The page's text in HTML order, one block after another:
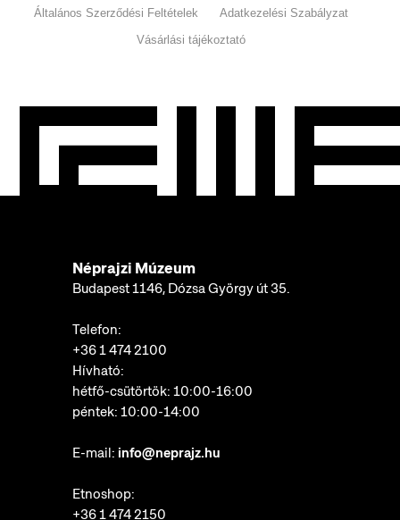
Általános Szerződési Feltételek
Adatkezelési Szabályzat
Vásárlási tájékoztató
Néprajzi Múzeum
Budapest 1146, Dózsa György út 35.
Telefon:
+36 1 474 2100
Hívható:
hétfő-csütörtök: 10:00-16:00
péntek: 10:00-14:00
E-mail: info@neprajz.hu
Etnoshop:
+36 1 474 2150